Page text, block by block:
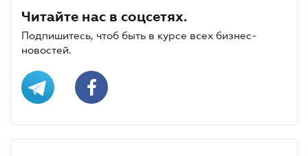
Читайте нас в соцсетях.
Подпишитесь, чтоб быть в курсе всех бизнес-
новостей.